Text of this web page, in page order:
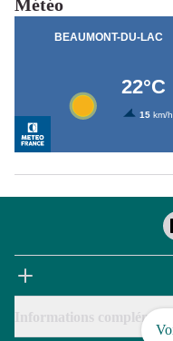
Météo
Informations